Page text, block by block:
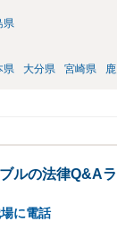
県
県 大分県 宮崎県
ルの法律Q&A
に電話